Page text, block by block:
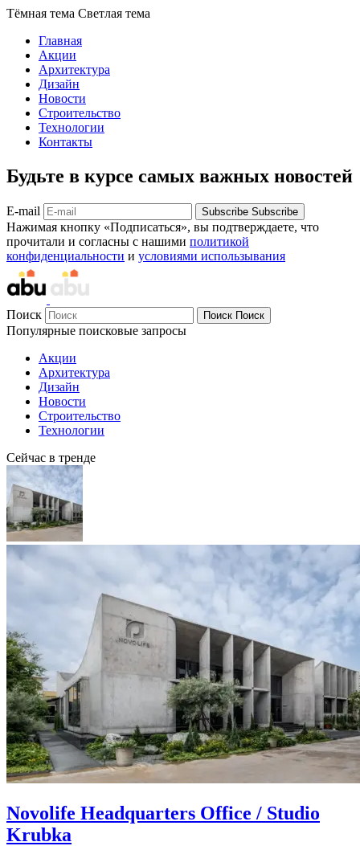
Тёмная тема Светлая тема
Главная
Акции
Архитектура
Дизайн
Новости
Строительство
Технологии
Контакты
Будьте в курсе самых важных новостей
E-mail Subscribe Subscribe
Нажимая кнопку «Подписаться», вы подтверждаете, что
прочитали и согласны с нашими политикой
конфиденциальности и условиями использывания
Поиск Поиск Поиск
Популярные поисковые запросы
Акции
Архитектура
Дизайн
Новости
Строительство
Технологии
Сейчас в тренде
Novolife Headquarters Office / Studio
Krubka